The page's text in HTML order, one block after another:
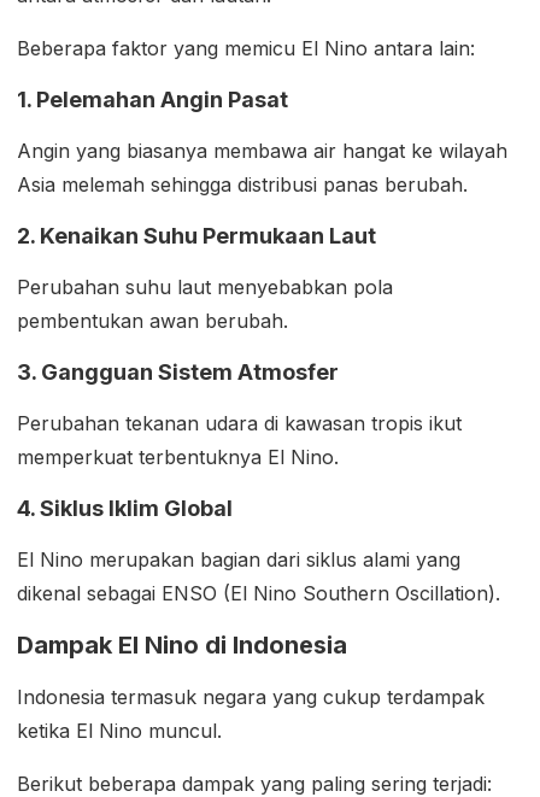
Beberapa faktor yang memicu El Nino antara lain:
1. Pelemahan Angin Pasat
Angin yang biasanya membawa air hangat ke wilayah
Asia melemah sehingga distribusi panas berubah.
2. Kenaikan Suhu Permukaan Laut
Perubahan suhu laut menyebabkan pola
pembentukan awan berubah.
3. Gangguan Sistem Atmosfer
Perubahan tekanan udara di kawasan tropis ikut
memperkuat terbentuknya El Nino.
4. Siklus Iklim Global
El Nino merupakan bagian dari siklus alami yang
dikenal sebagai ENSO (El Nino Southern Oscillation).
Dampak El Nino di Indonesia
Indonesia termasuk negara yang cukup terdampak
ketika El Nino muncul.
Berikut beberapa dampak yang paling sering terjadi: